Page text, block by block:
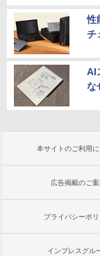
性
チ
AI
な
本サイトのご利用
広告掲載のご案
プライバシーポ
インプレスグル